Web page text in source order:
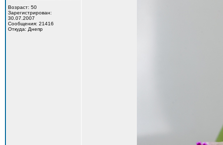
Возраст: 50
Зарегистрирован:
30.07.2007
Сообщения: 21416
Откуда: Днепр